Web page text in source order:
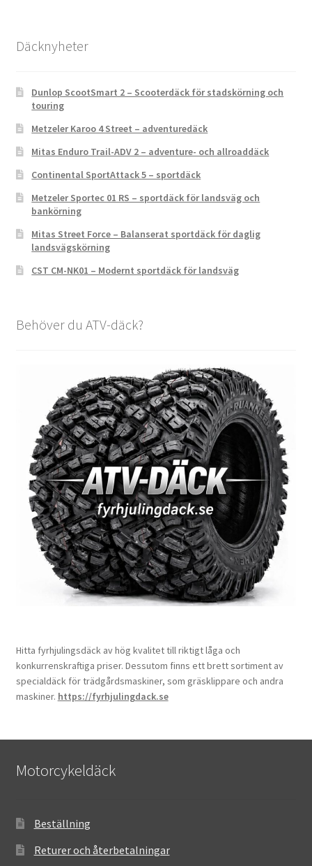
Däcknyheter
Dunlop ScootSmart 2 – Scooterdäck för stadskörning och
touring
Metzeler Karoo 4 Street – adventuredäck
Mitas Enduro Trail-ADV 2 – adventure- och allroaddäck
Continental SportAttack 5 – sportdäck
Metzeler Sportec 01 RS – sportdäck för landsväg och
bankörning
Mitas Street Force – Balanserat sportdäck för daglig
landsvägskörning
CST CM-NK01 – Modernt sportdäck för landsväg
Behöver du ATV-däck?
Hitta fyrhjulingsdäck av hög kvalitet till riktigt låga och
konkurrenskraftiga priser. Dessutom finns ett brett sortiment av
specialdäck för trädgårdsmaskiner, som gräsklippare och andra
maskiner. https://fyrhjulingdack.se
Motorcykeldäck
Beställning
Returer och återbetalningar